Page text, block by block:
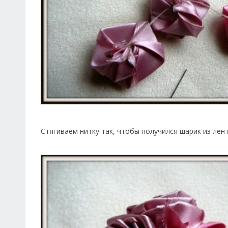
Стягиваем нитку так, чтобы получился шарик из